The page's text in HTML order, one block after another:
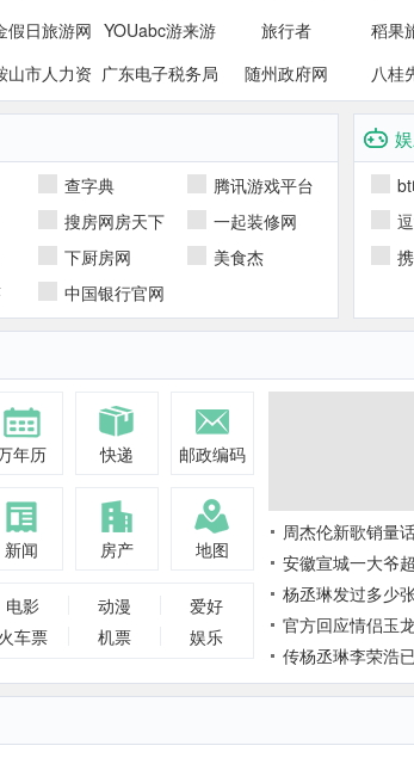
假日旅游网 YOUabc游来游
去旅游
旅行者 稻果
山市人力资
社会保障局
广东电子税务局 随州政府网 八桂
查字典
腾讯游戏平台
搜房网房天下
一起装修网
下厨房网
美食杰
中国银行官网
年历 快递 邮政编码
新闻 房产 地图
电影 动漫
爱好
火车票 机票 娱乐
周杰伦新歌销量
流，却有超47%
为质量一般！周杰
的江郎才尽了吗
安徽宣城一大爷
交警掏出“地球通
杨丞琳发过多少
辑？杨丞琳多高
简介资料
官方回应情侣玉
殉情：系一名24
独自翻越护栏跳
传杨丞琳李荣浩
2700万婚房